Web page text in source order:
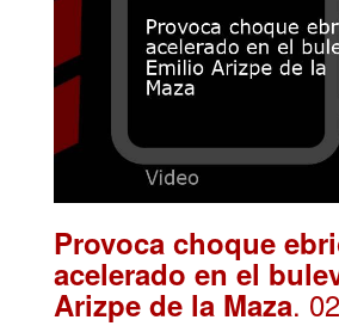
Provoca choque
acelerado en el
Arizpe de la Maza.